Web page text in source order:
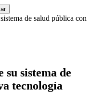
de salud pública con
sistema de
tecnología